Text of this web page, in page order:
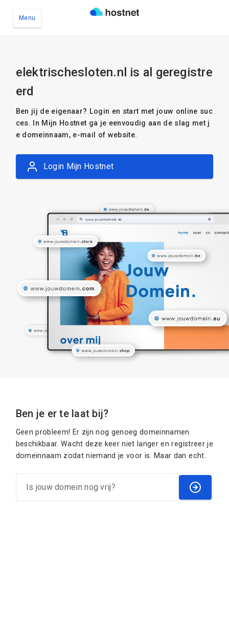
Menu
elektrischesloten.nl is al geregistre
erd
Ben jij de eigenaar? Login en start met jouw online suc
ces. In Mijn Hostnet ga je eenvoudig aan de slag met j
e domeinnaam, e-mail of website.
Login Mijn Hostnet
Ben je er te laat bij?
Geen probleem! Er zijn nog genoeg domeinnamen
beschikbaar. Wacht deze keer niet langer en registreer je
domeinnaam zodat niemand je voor is. Maar dan echt.